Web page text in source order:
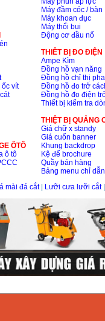
ốc vít
ÔTÔ
ô tô
Máy đầm cóc / bàn
Máy khoan đục
Máy thổi bụi
Động cơ đầu nổ
THIÊT BỊ ĐO ĐIỆN
Ampe Kìm
Đồng hồ vạn năng
Đồng hồ chỉ thị pha
Đồng hồ đo trở
Đồng hồ đo điện
Thiết bị kiểm tra
THIỆT BỊ QUẢNG
Giá chữ x standy
Giá cuốn banner
Khung backdrop
Kệ để brochure
Quầy bán hàng
Bảng menu chỉ dẫn
mài đá cắt| Lưỡi cưa lưỡi cắt